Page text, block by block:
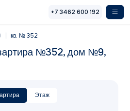
+7 3462 600 192
кв. № 352
№352, дом №9,
Этаж